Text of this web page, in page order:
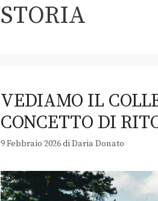
STORIA
VEDIAMO IL
CONCETTO DI
9 Febbraio 2026diDaria Donato